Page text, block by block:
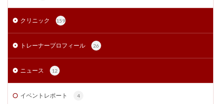
クリニック 159
トレーナープロフィール 26
ニュース 12
イベントレポート 4